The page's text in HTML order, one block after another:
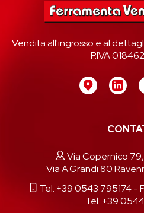
Vendita all'ingrosso e al
P.IVA
Via Copernico 79,
Via A.Grandi 80
Tel. +39 0543 795174-
Tel. +39